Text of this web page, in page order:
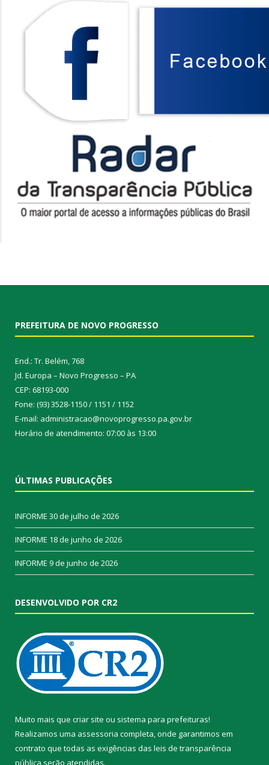
PREFEITURA DE NOVO PROGRESSO
End.: Tr. Belém, 768
Jd. Europa – Novo Progresso – PA
CEP: 68193-000
Fone: (93) 3528-1150 / 1151 / 1152
E-mail: administracao@novoprogresso.pa.gov.br
Horário de atendimento: 07:00 às 13:00
ÚLTIMAS PUBLICAÇÕES
INFORME 30 de julho de 2026
INFORME 18 de junho de 2026
INFORME 9 de junho de 2026
DESENVOLVIDO POR CR2
Muito mais que criar site ou sistema para prefeituras!
Realizamos uma assessoria completa, onde garantimos em
contrato que todas as exigências das leis de transparência
pública serão atendidas.